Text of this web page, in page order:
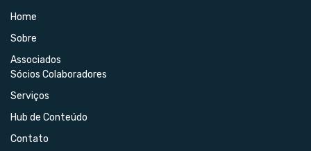
Home
Sobre
Associados
Sócios Colaboradores
Serviços
Hub de Conteúdo
Contato